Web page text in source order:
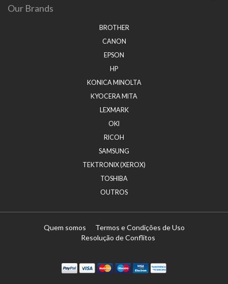
Our Brands
BROTHER
CANON
EPSON
HP
KONICA MINOLTA
KYOCERA MITA
LEXMARK
OKI
RICOH
SAMSUNG
TEKTRONIX (XEROX)
TOSHIBA
OUTROS
Quem somos
Termos e Condições de Uso
Resolução de Conflitos
MastercardMaestro
Visa Electron
Transferï¿½ncia